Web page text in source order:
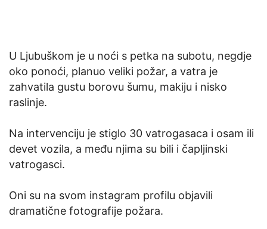
U Ljubuškom je u noći s petka na subotu, negdje
oko ponoći, planuo veliki požar, a vatra je
zahvatila gustu borovu šumu, makiju i nisko
raslinje.
Na intervenciju je stiglo 30 vatrogasaca i osam ili
devet vozila, a među njima su bili i čapljinski
vatrogasci.
Oni su na svom instagram profilu objavili
dramatične fotografije požara.